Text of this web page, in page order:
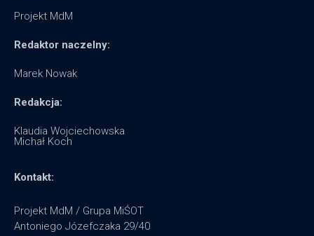
Projekt MdM
Redaktor naczelny:
Marek Nowak
Redakcja:
Klaudia Wojciechowska
Michał Koch
Kontakt:
Projekt MdM / Grupa MiŚOT
Antoniego Józefczaka 29/40